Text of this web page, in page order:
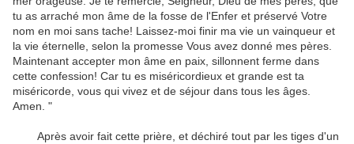
tu as arraché mon âme de la fosse de l'Enfer et préservé Votre
nom en moi sans tache! Laissez-moi finir ma vie un vainqueur et
la vie éternelle , selon la promesse Vous avez donné mes pères
Maintenant accepter mon âme en paix sillonnent ferme dans
cette confession! Car tu es miséricordieux et grande est ta
miséricorde vous qui vivez et de séjour dans tous les âges
Amen "
Après avoir fait cette prière et déchiré tout par les tiges d'un